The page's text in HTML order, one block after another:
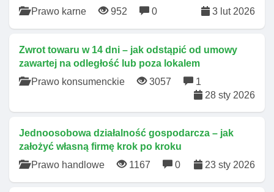
Prawo karne
952 0 3 lut 2026
Zwrot towaru w 14 dni – jak odstąpić od umowy
zawartej na odległość lub poza lokalem
Prawo konsumenckie
3057
1
28 sty 2026
Jednoosobowa działalność gospodarcza – jak
założyć własną firmę krok po kroku
Prawo handlowe
1167 0 23 sty 2026